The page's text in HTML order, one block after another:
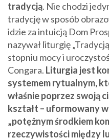
tradycją. Nie chodzi
tradycję w sposób
idzie za intuicją Dom
nazywał liturgię
stopniu mocy i
Congara. Liturgia jest
systemem rytualnym,
właśnie poprzez swoją
kształt – uformowany
„potężnym środkiem
rzeczywistości między